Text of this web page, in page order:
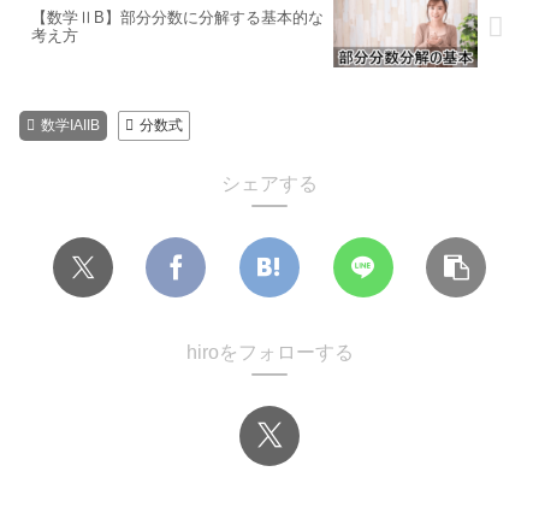
【数学ⅡB】部分分数に分解する基本的な
考え方
数学IAIIB 分数式
シェアする
hiroをフォローする